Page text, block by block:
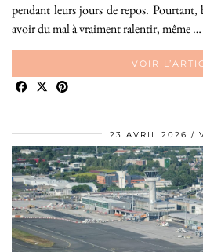
pendant leurs jours de repos. Pourtant,
avoir du mal à vraiment ralentir, même …
VOIR
23 AVRIL 2026